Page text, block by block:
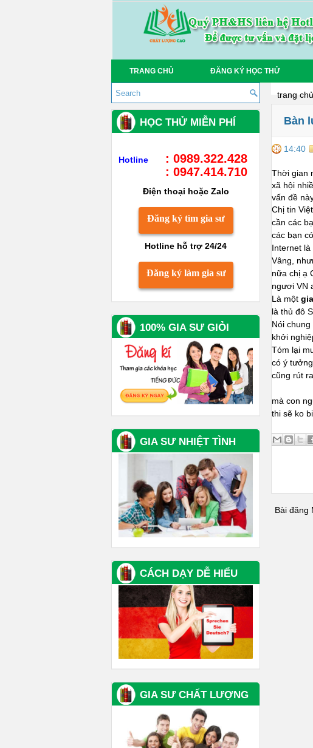
TRANG CHỦ ĐĂNG KÝ HỌC THỬ
trang chủ
Bàn
14:40
Thời gian
xã hội
vấn đề
Chị tin
cần các
các bạn
Internet
Vâng,
nữa chị ạ
ngươi VN
Là một
là thủ đô
Nói
khởi
Tóm lại
có ý
cũng rút
mà con
thi sẽ ko
Bài đăng
HỌC THỬ MIỄN PHÍ
Hotline
: 0989.322.428
: 0947.414.710
Điện thoại hoặc Zalo
Đăng ký tìm gia sư
Hotline hỗ trợ 24/24
Đăng ký làm gia sư
100% GIA SƯ GIỎI
GIA SƯ NHIỆT TÌNH
CÁCH DẠY DỄ HIỂU
GIA SƯ CHẤT LƯỢNG